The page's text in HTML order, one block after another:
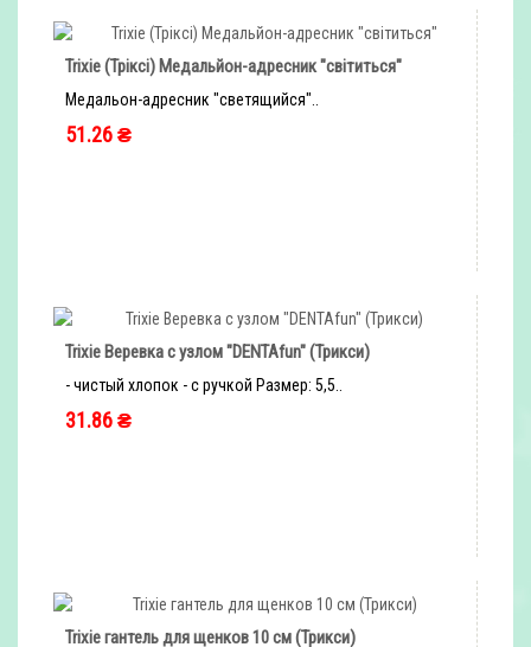
Trixie (Тріксі) Медальйон-адресник "світиться"
Медальон-адресник "светящийся"..
51.26 ₴
Trixie Веревка с узлом "DENTAfun" (Трикси)
- чистый хлопок - с ручкой Размер: 5,5..
31.86 ₴
Trixie гантель для щенков 10 см (Трикси)